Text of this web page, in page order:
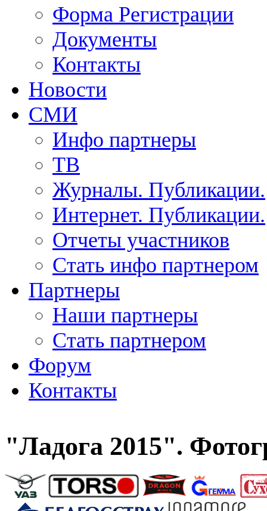
Форма Регистрации
Документы
Контакты
Новости
СМИ
Инфо партнеры
ТВ
Журналы. Публикации.
Интернет. Публикации.
Отчеты участников
Стать инфо партнером
Партнеры
Наши партнеры
Стать партнером
Форум
Контакты
"Ладога 2015".